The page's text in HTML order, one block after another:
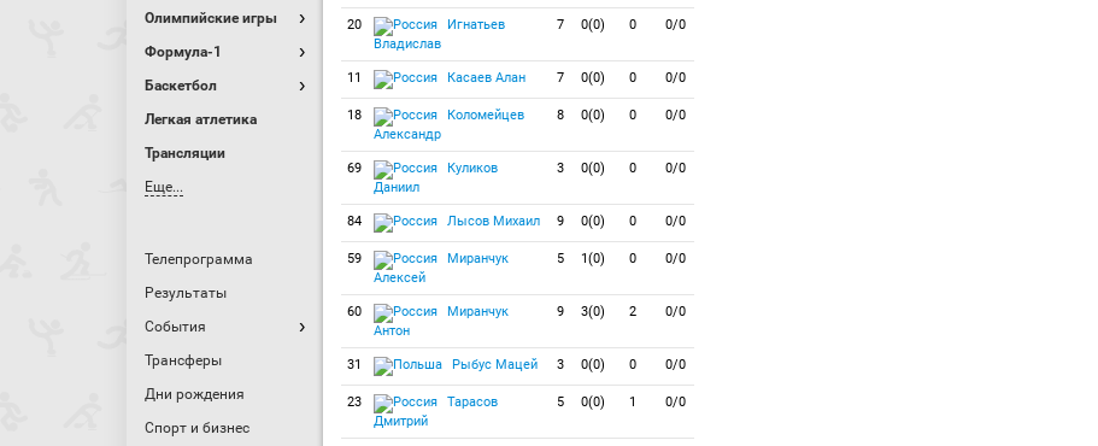
Олимпийские игры
Формула-1
Баскетбол
Легкая атлетика
Трансляции
Еще...
Телепрограмма
Результаты
События
Трансферы
Дни рождения
Спорт и бизнес
20
Игнатьев
Владислав
7 0(0) 0 0/0
11 Касаев Алан 7 0(0) 0 0/0
18
Коломейцев
Александр
8 0(0) 0 0/0
69
Куликов
Даниил
3 0(0) 0 0/0
84 Лысов Михаил 9 0(0) 0 0/0
59
Миранчук
Алексей
5 1(0) 0 0/0
60
Миранчук
Антон
9 3(0) 2 0/0
31 Рыбус Мацей 3 0(0) 0 0/0
23
Тарасов
Дмитрий
5 0(0) 1 0/0